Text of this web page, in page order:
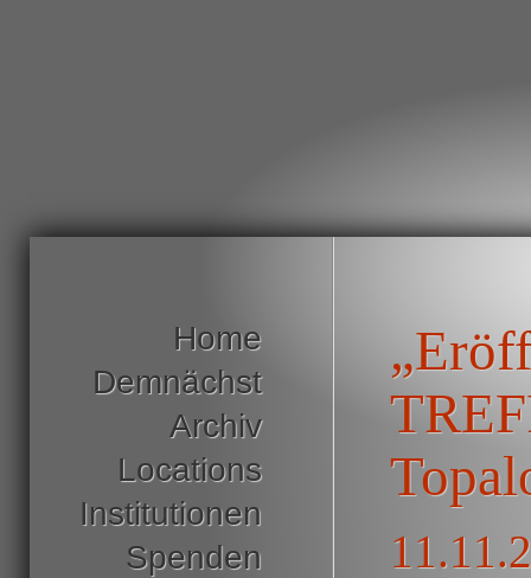
Home
Demnächst
Archiv
Locations
Institutionen
Spenden